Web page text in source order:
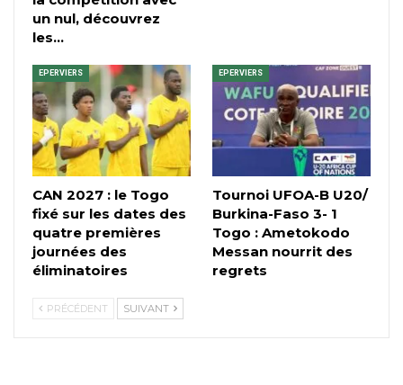
un nul, découvrez
les…
EPERVIERS
CAN 2027 : le Togo
fixé sur les dates des
quatre premières
journées des
éliminatoires
EPERVIERS
Tournoi UFOA-B U20/
Burkina-Faso 3- 1
Togo : Ametokodo
Messan nourrit des
regrets
PRÉCÉDENT SUIVANT